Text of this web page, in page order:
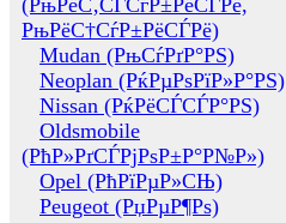
(РњРёС‚СЃСѓР±РёСЃРё,
РњРёС†СѓР±РёСЃРё)
Mudan (РњСѓРґР°РЅ)
Neoplan (РќРµРѕРїР»Р°РЅ)
Nissan (РќРёСЃСЃР°РЅ)
Oldsmobile
(РћР»РґСЃРјРѕР±Р°Р№Р»)
Opel (РћРїРµР»СЊ)
Peugeot (РџРµР¶Рѕ)